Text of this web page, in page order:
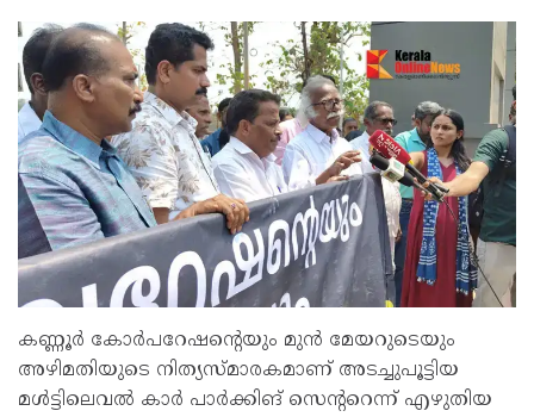
കണ്ണൂർ കോർപറേഷൻ്റെയും മുൻ മേയറുടെയും
അഴിമതിയുടെ നിത്യസ്മാരകമാണ് അടച്ചുപൂട്ടിയ
മൾട്ടിലെവൽ കാർ പാർക്കിങ് സെൻ്ററെന്ന് എഴുതിയ